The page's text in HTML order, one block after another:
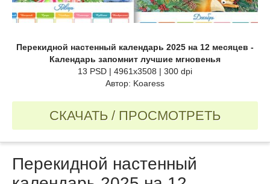
Перекидной настенный календарь 2025 на 12 месяцев -
Календарь запомнит лучшие мгновенья
13 PSD | 4961x3508 | 300 dpi
Автор: Koaress
СКАЧАТЬ / ПРОСМОТРЕТЬ
Перекидной настенный